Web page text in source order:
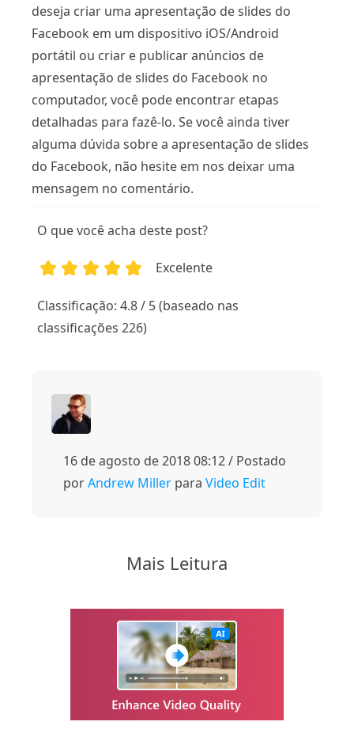
deseja criar uma apresentação de slides do
Facebook em um dispositivo iOS/Android
portátil ou criar e publicar anúncios de
apresentação de slides do Facebook no
computador, você pode encontrar etapas
detalhadas para fazê-lo. Se você ainda tiver
alguma dúvida sobre a apresentação de slides
do Facebook, não hesite em nos deixar uma
mensagem no comentário.
O que você acha deste post?
Excelente
Classificação: 4.8 / 5 (baseado nas
classificações 226)
16 de agosto de 2018 08:12 / Postado
porAndrew Miller para Video Edit
Mais Leitura